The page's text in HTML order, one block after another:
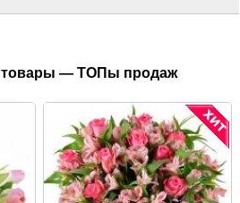
товары — ТОПы продаж